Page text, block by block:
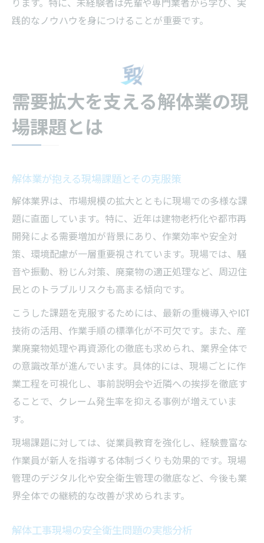
践的なノウハウを身につけることが重要です。
需要拡大を支える解体業の現
場課題とは
解体業が抱える現場課題とその克服策
解体業界は、市場規模の拡大とともに現場での多様な課
題に直面しています。特に、近年は建物老朽化や都市再
開発による需要増加が背景にあり、作業効率や安全対
策、環境配慮が一層重要視されています。現場では、騒
音や振動、粉じん対策、廃棄物の適正処理など、周辺住
民とのトラブルリスクも高まる傾向です。
こうした課題を克服するためには、最新の重機導入やICT
技術の活用、作業手順の標準化が不可欠です。また、産
業廃棄物処理や再資源化の徹底も求められ、業界全体で
の意識改革が進んでいます。具体的には、現場ごとに作
業工程を可視化し、事前説明会や近隣への挨拶を徹底す
ることで、クレーム発生率を抑える事例が増えていま
す。
現場課題に対しては、従業員教育を強化し、経験豊富な
作業員が新人を指導する体制づくりも効果的です。現場
管理のデジタル化や安全衛生管理の徹底など、今後も業
界全体での継続的な改善が求められます。
解体工事現場の安全衛生問題の実態分析